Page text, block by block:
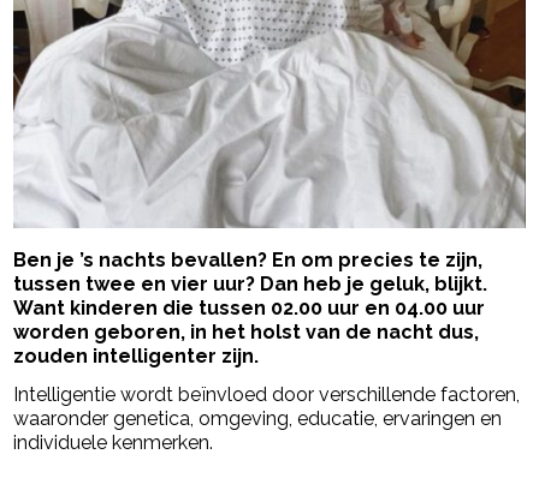
Ben je ’s nachts bevallen? En om precies te zijn,
tussen twee en vier uur? Dan heb je geluk, blijkt.
Want kinderen die tussen 02.00 uur en 04.00 uur
worden geboren, in het holst van de nacht dus,
zouden intelligenter zijn.
Intelligentie wordt beïnvloed door verschillende factoren,
waaronder genetica, omgeving, educatie, ervaringen en
individuele kenmerken.